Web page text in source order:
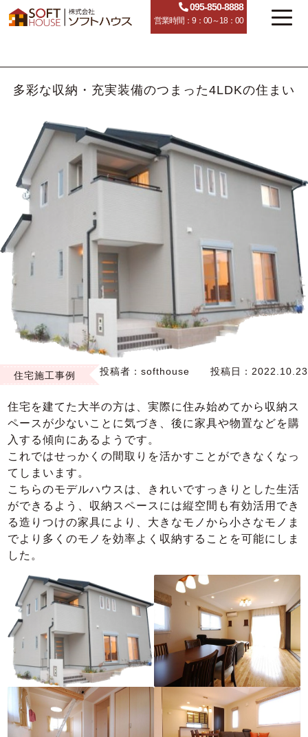
095-850-8888
営業時間：9：00～18：00
多彩な収納・充実装備のつまった4LDKの住まい
住宅施工事例 投稿者： softhouse 投稿日： 2022.10.23
住宅を建てた大半の方は、実際に住み始めてから収納ス
ペースが少ないことに気づき、後に家具や物置などを購
入する傾向にあるようです。
これではせっかくの間取りを活かすことができなくなっ
てしまいます。
こちらのモデルハウスは、きれいですっきりとした生活
ができるよう、収納スペースには縦空間も有効活用でき
る造りつけの家具により、大きなモノから小さなモノま
でより多くのモノを効率よく収納することを可能にしま
した。